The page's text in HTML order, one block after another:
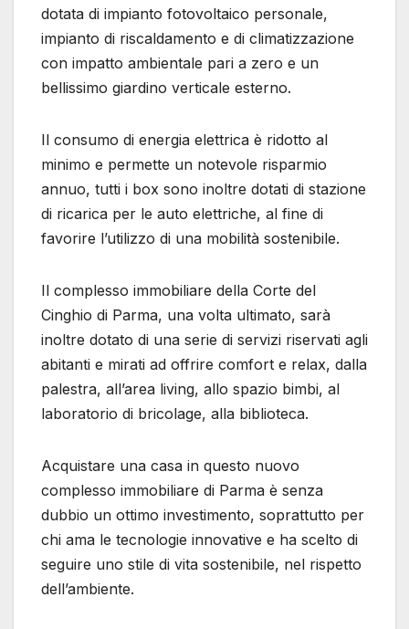
dotata di impianto fotovoltaico personale,
impianto di riscaldamento e di climatizzazione
con impatto ambientale pari a zero e un
bellissimo giardino verticale esterno.
Il consumo di energia elettrica è ridotto al
minimo e permette un notevole risparmio
annuo, tutti i box sono inoltre dotati di stazione
di ricarica per le auto elettriche, al fine di
favorire l’utilizzo di una mobilità sostenibile.
Il complesso immobiliare della Corte del
Cinghio di Parma, una volta ultimato, sarà
inoltre dotato di una serie di servizi riservati agli
abitanti e mirati ad offrire comfort e relax, dalla
palestra, all’area living, allo spazio bimbi, al
laboratorio di bricolage, alla biblioteca.
Acquistare una casa in questo nuovo
complesso immobiliare di Parma è senza
dubbio un ottimo investimento, soprattutto per
chi ama le tecnologie innovative e ha scelto di
seguire uno stile di vita sostenibile, nel rispetto
dell’ambiente.